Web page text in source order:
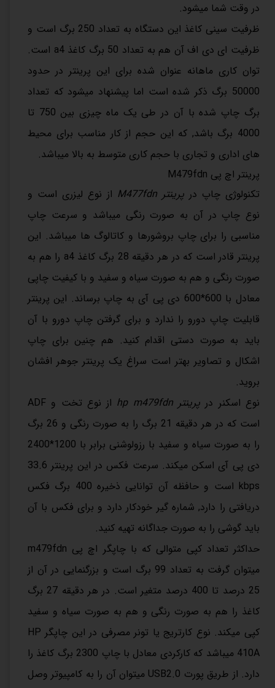
در وقت شما میشود.
ظرفیت سینی کاغذ این دستگاه به تعداد 250 برگ است و
ظرفیت ای دی اف آن هم به تعداد 50 برگ کاغذ a4 است.
توان کاری ماهانه عنوان شده برای این پرینتر در حدود
50000 برگ ذکر شده است اما پیشنهاد میشود که تعداد
برگ چاپ شده با آن در طی یک ماه چیزی بین 750 تا
4000 برگ باشد, که این حجم از کار مناسب برای محیط
های اداری و تجاری با حجم کاری متوسط به بالا میباشد.
پرینتر اچ پی M479fdn
تکنولوژی چاپ در پرینتر M477fdn
از نوع لیزری است و
نوع چاپ در آن به صورت رنگی میباشد و سرعت چاپ
مناسبی را برای چاپ بروشورها و کاتالوگ ها میباشد. این
پرینتر قادر است که در هر دقیقه 28 برگ کاغذ a4 را هم به
صورت رنگی و هم به صورت سیاه و سفید و با کیفیت چاپی
معادل با 600*600 دی پی آی به چاپ برساند. این پرینتر
قابلیت چاپ دورو را ندارد و برای گرفتن چاپ دورو با آن
باید به صورت دستی اقدام کنید. هم چنین برای چاپ
اشکال و تصاویر بهتر است سراغ یک پرینتر جوهر افشان
بروید.
نوع اسکنر در پرینتر hp m479fdn
از نوع تخت و ADF
است که در هر دقیقه 21 برگ را به صورت رنگی و 26 برگ
را به صورت سیاه و سفید با رزولوشنی برابر با 1200*2400
دی پی آی اسکن میکند. سرعت فکس در این پرینتر 33.6
kbps است و حافظه آن توانایی ذخیره 400 برگ فکس
دریافتی را دارد, شماره گیر خودکار دارد و برای فکس با آن
باید گوشی را به صورت جداگانه تهیه کنید.
حداکثر تعداد کپی متوالی که با چاپگر اچ پی m479fdn
میتوان گرفت به تعداد 99 برگ است و بزرگنمایی در آن از
25 درصد تا 400 درصد متغیر است. در هر دقیقه 27 برگ
کاغذ را هم به صورت رنگی و هم به صورت سیاه و سفید
کپی میکند. نوع کارتریج یا تونر مصرفی در این چاپگر HP
410A میباشد که کارکردی معادل با چاپ 2300 برگ کاغذ را
دارد. از طریق پورت USB2.0 میتوان آن را به کامپیوتر وصل